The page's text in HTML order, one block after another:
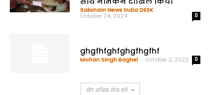
Saksham News India DESK -
October 24, 2024 0
ghgfhfghfghgfhgfhf
Mohan Singh Baghel - October 2, 2022 0
और अधिक लोड करें